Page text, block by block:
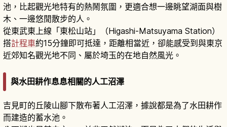
池，比起觀光地特有的熱鬧氛圍，更適合想一邊眺望湖面與樹
木、一邊悠閒散步的人。
從東武東上線「東松山站」（Higashi-Matsuyama Station）
搭計程車約15分鐘即可抵達，距離相當近，卻能感受到與東京
近郊知名觀光地不同、屬於埼玉的在地自然風光。
與水田耕作息息相關的人工沼澤
吉見町的丘陵山腳下散布著人工沼澤，據說都是為了水田耕作
而建造的蓄水池。